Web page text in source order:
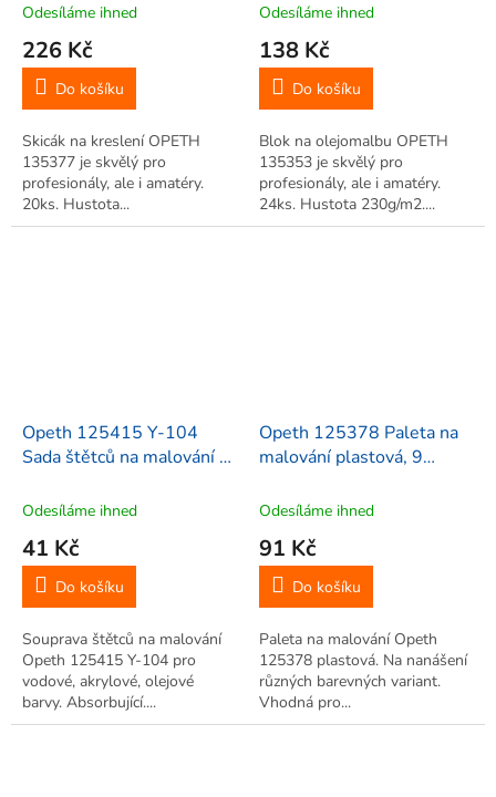
Odesíláme ihned
226 Kč
Do košíku
Skicák na kreslení OPETH
135377 je skvělý pro
profesionály, ale i amatéry.
20ks. Hustota...
Odesíláme ihned
138 Kč
Do košíku
Blok na olejomalbu OPETH
135353 je skvělý pro
profesionály, ale i amatéry.
24ks. Hustota 230g/m2....
Opeth 125415 Y-104
Sada štětců na malování 0,
Odesíláme ihned
41 Kč
Do košíku
Souprava štětců na malování
Opeth 125415 Y-104 pro
vodové, akrylové, olejové
barvy. Absorbující....
Opeth 125378 Paleta na
malování plastová, 9
Odesíláme ihned
91 Kč
Do košíku
Paleta na malování Opeth
125378 plastová. Na nanášení
různých barevných variant.
Vhodná pro...